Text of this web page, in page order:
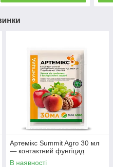
Артемікс Summit Agro 30 мл
— контактний фунгіцид
В наявності